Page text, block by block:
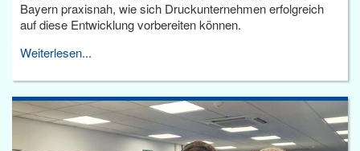
Bayern praxisnah, wie sich Druckunternehmen erfolgreich
auf diese Entwicklung vorbereiten können.
Weiterlesen...